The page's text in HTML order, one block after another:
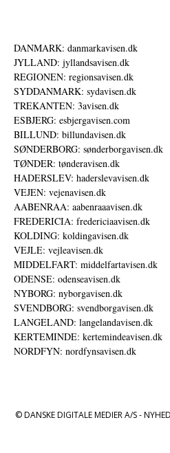
DANMARK: danmarkavisen.dk
JYLLAND: jyllandsavisen.dk
REGIONEN: regionsavisen.dk
SYDDANMARK: sydavisen.dk
TREKANTEN: 3avisen.dk
ESBJERG: esbjergavisen.com
BILLUND: billundavisen.dk
SØNDERBORG: sønderborgavisen.dk
TØNDER: tønderavisen.dk
HADERSLEV: haderslevavisen.dk
VEJEN: vejenavisen.dk
AABENRAA: aabenraaavisen.dk
FREDERICIA: fredericiaavisen.dk
KOLDING: koldingavisen.dk
VEJLE: vejleavisen.dk
MIDDELFART: middelfartavisen.dk
ODENSE: odenseavisen.dk
NYBORG: nyborgavisen.dk
SVENDBORG: svendborgavisen.dk
LANGELAND: langelandavisen.dk
KERTEMINDE: kertemindeavisen.dk
NORDFYN: nordfynsavisen.dk
© DANSKE DIGITALE MEDIER A/S -